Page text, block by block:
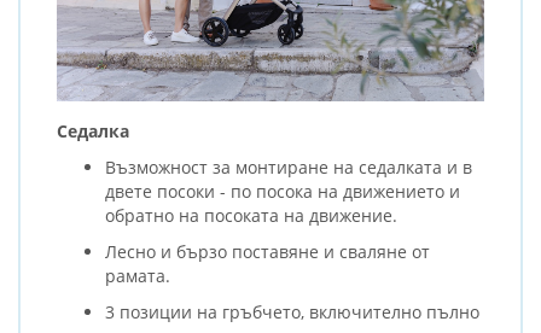
Седалка
Възможност за монтиране на седалката и в
двете посоки - по посока на движението и
обратно на посоката на движение.
Лесно и бързо поставяне и сваляне от
рамата.
3 позиции на гръбчето, включително пълно